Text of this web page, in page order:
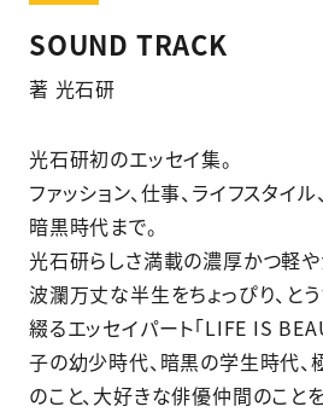
SOUND TRACK
著 光石研
光石研初のエッセイ集。
ファッション、仕事、ライフスタイ
暗黒時代まで。
光石研らしさ満載の濃厚かつ軽や
波瀾万丈な半生をちょっぴり、と
綴るエッセイパート「LIFE IS
子の幼少時代、暗黒の学生時代、
のこと、大好きな俳優仲間のこと